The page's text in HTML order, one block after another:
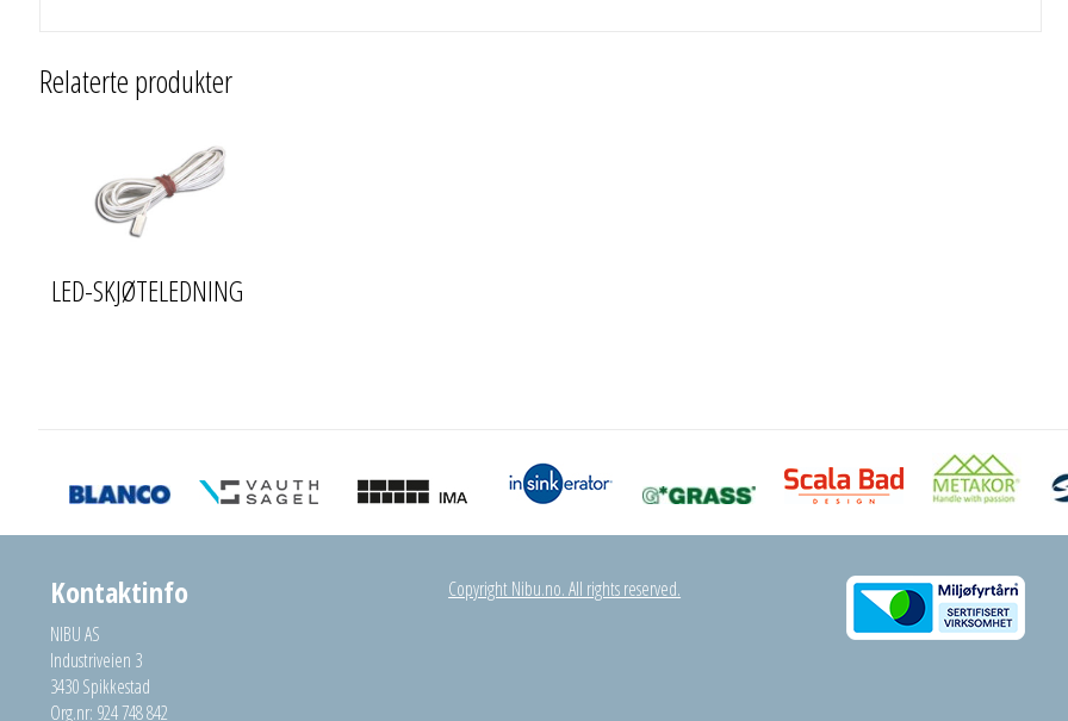
Relaterte produkter
LED-SKJØTELEDNING
Kontaktinfo
NIBU AS
Industriveien 3
3430 Spikkestad
Org.nr: 924 748 842
Copyright Nibu.no. All rights reserved.